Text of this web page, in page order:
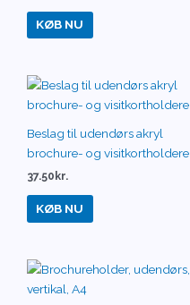
KØB NU
Beslag til udendørs akryl
brochure- og visitkortholdere
37.50 kr.
KØB NU